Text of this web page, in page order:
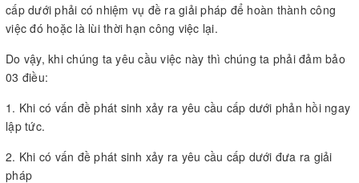
cấp dưới phải có nhiệm vụ đề ra giải pháp để hoàn thành công
việc đó hoặc là lùi thời hạn công việc lại.
Do vậy, khi chúng ta yêu cầu việc này thì chúng ta phải đảm bảo
03 điều:
1. Khi có vấn đề phát sinh xảy ra yêu cầu cấp dưới phản hồi ngay
lập tức.
2. Khi có vấn đề phát sinh xảy ra yêu cầu cấp dưới đưa ra giải
pháp